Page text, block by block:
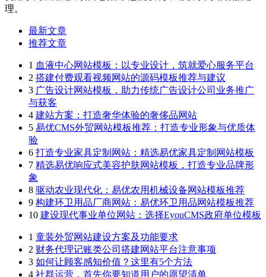
理。
最新文章
推荐文章
1 血液中心网站模板：以专业设计，筑就爱心服务平台
2 搭建付费观看视频网站的源码模板推荐与建议
3 广告设计网站模板，助力传统广告设计公司业务推广
与获客
4 建站方案：打造奢华体验的奢侈品网站
5 易优CMS外贸网站模板推荐：打造专业形象与优质体
验
6 打造专业家具定制网站：精选易优家具定制网站模板
7 精选易优响应式美容护肤网站模板，打造专业品牌形
象
8 驱动农业现代化：易优农用机械设备网站模板推荐
9 构建环卫用品厂商网站：易优环卫用品网站模板推荐
10 建设现代事业单位网站：选择EyouCMS政府单位模板
1 童装外贸网站建设方案及功能要求
2 财务代理记账类公司搭建网站平台注意事项
3 如何让顾客感知价值？这里有5个方法
4 社群运营，首先你要知道用户的愿望清单